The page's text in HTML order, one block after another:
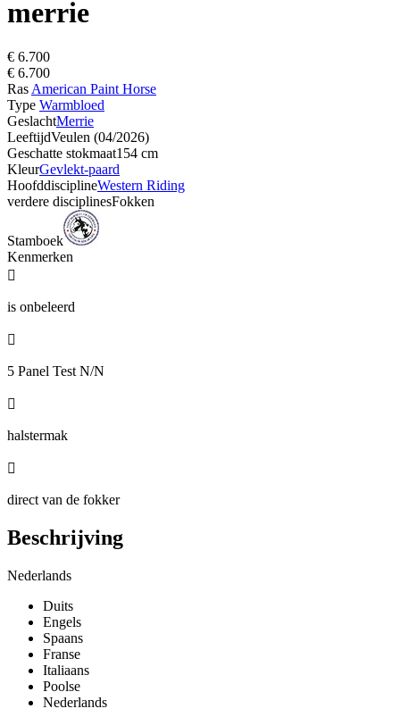
merrie
€ 6.700
€ 6.700
Ras American Paint Horse
Type Warmbloed
GeslachtMerrie
LeeftijdVeulen (04/2026)
Geschatte stokmaat154 cm
KleurGevlekt-paard
HoofddisciplineWestern Riding
verdere disciplinesFokken
Stamboek
Kenmerken

is onbeleerd

5 Panel Test N/N

halstermak

direct van de fokker
Beschrijving
Nederlands
Duits
Engels
Spaans
Franse
Italiaans
Poolse
Nederlands